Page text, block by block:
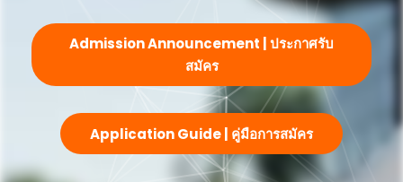
Admission Announcement | ประกาศรับ
สมัคร
Application Guide | คู่มือการสมัคร